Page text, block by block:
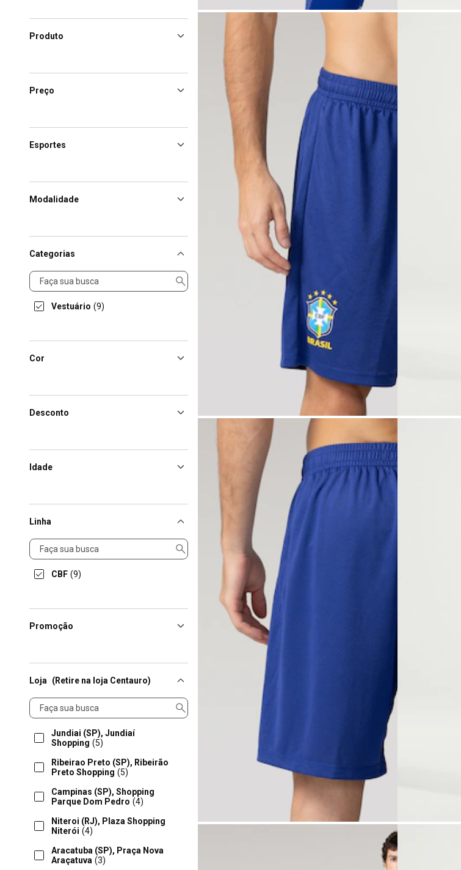
Produto
Preço
Esportes
Modalidade
Categorias
Categorias
Vestuário (9)
Cor
Desconto
Idade
Linha
Linha
CBF (9)
Promoção
Loja (Retire na loja Centauro)
Loja
Jundiai (SP), Jundiaí
Shopping (5)
Ribeirao Preto (SP), Ribeirão
Preto Shopping (5)
Campinas (SP), Shopping
Parque Dom Pedro (4)
Niteroi (RJ), Plaza Shopping
Niterói (4)
Aracatuba (SP), Praça Nova
Araçatuva (3)